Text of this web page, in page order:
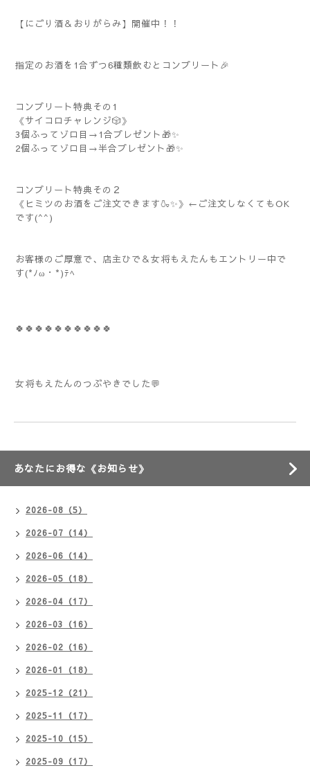
【にごり酒＆おりがらみ】開催中！！
指定のお酒を1合ずつ6種類飲むとコンプリート🎉
コンプリート特典その1
《サイコロチャレンジ🎲》
3個ふってゾロ目→1合プレゼント🎁✨
2個ふってゾロ目→半合プレゼント🎁✨
コンプリート特典その２
《ヒミツのお酒をご注文できます🍶✨》←ご注文しなくてもOK
です(^^)
お客様のご厚意で、店主ひで＆女将もえたんもエントリー中で
す(*ﾉω・*)ﾃﾍ
🍀🍀🍀🍀🍀🍀🍀🍀🍀🍀
女将もえたんのつぶやきでした💬
あなたにお得な《お知らせ》
2026-08（5）
2026-07（14）
2026-06（14）
2026-05（18）
2026-04（17）
2026-03（16）
2026-02（16）
2026-01（18）
2025-12（21）
2025-11（17）
2025-10（15）
2025-09（17）